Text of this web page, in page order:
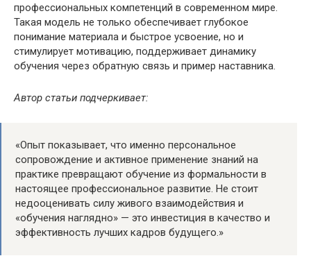
профессиональных компетенций в современном мире.
Такая модель не только обеспечивает глубокое
понимание материала и быстрое усвоение, но и
стимулирует мотивацию, поддерживает динамику
обучения через обратную связь и пример наставника.
Автор статьи подчеркивает:
«Опыт показывает, что именно персональное
сопровождение и активное применение знаний на
практике превращают обучение из формальности в
настоящее профессиональное развитие. Не стоит
недооценивать силу живого взаимодействия и
«обучения наглядно» — это инвестиция в качество и
эффективность лучших кадров будущего.»